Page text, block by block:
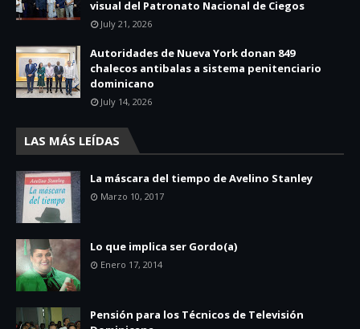
visual del Patronato Nacional de Ciegos
July 21, 2026
Autoridades de Nueva York donan 849
chalecos antibalas a sistema penitenciario
dominicano
July 14, 2026
LAS MÁS LEÍDAS
La máscara del tiempo de Avelino Stanley
Marzo 10, 2017
Lo que implica ser Gordo(a)
Enero 17, 2014
Pensión para los Técnicos de Televisión